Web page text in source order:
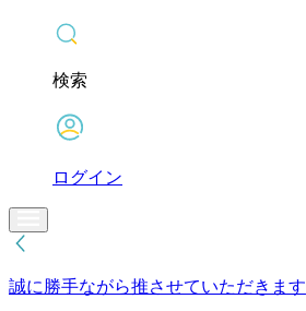
検索
ログイン
誠に勝手ながら推させていただきます